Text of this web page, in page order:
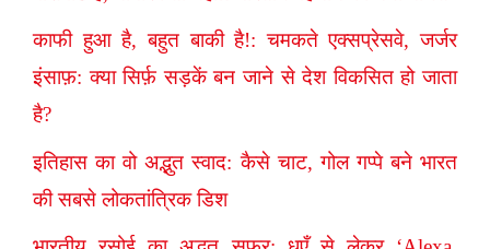
काफी हुआ है, बहुत बाकी है!: चमकते एक्सप्रेसवे, जर्जर
इंसाफ़: क्या सिर्फ़ सड़कें बन जाने से देश विकसित हो जाता
है?
इतिहास का वो अद्भुत स्वाद: कैसे चाट, गोल गप्पे बने भारत
की सबसे लोकतांत्रिक डिश